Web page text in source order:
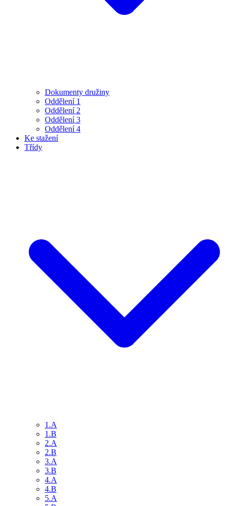
Dokumenty družiny
Oddělení 1
Oddělení 2
Oddělení 3
Oddělení 4
Ke stažení
Třídy
1.A
1.B
2.A
2.B
3.A
3.B
4.A
4.B
5.A